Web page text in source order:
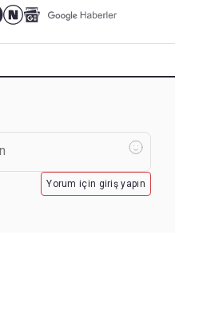
Yorum için giriş yapın